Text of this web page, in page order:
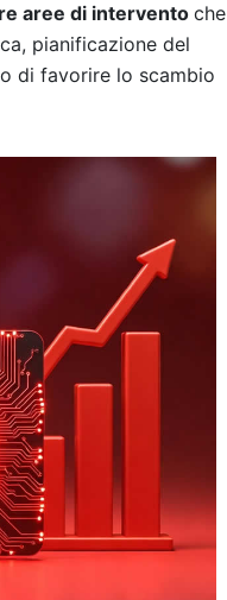
aree di interventoche
pianificazione del
di favorire lo scambio